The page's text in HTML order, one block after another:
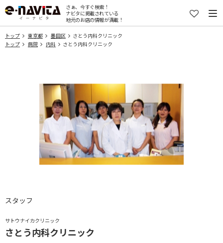
さぁ、今すぐ検索！
ナビタに掲載されている
地元のお店の情報が満載！
トップ 東京都 墨田区
さとう内科クリニック
トップ
病院 内科 さとう内科クリニック
サトウナイカクリニック
さとう内科クリニック
スタッフ